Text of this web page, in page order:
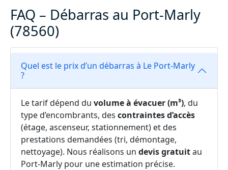
FAQ – Débarras au Port-Marly
(78560)
Quel est le prix d’un débarras à Le Port-Marly
?
Le tarif dépend du volume à évacuer (m³), du
type d’encombrants, des contraintes d’accès
(étage, ascenseur, stationnement) et des
prestations demandées (tri, démontage,
nettoyage). Nous réalisons un devis gratuitau
Port-Marly pour une estimation précise.